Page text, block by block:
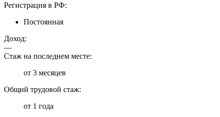
Регистрация в РФ:
Постоянная
Доход:
—
Стаж на последнем месте:
от 3 месяцев
Общий трудовой стаж:
от 1 года